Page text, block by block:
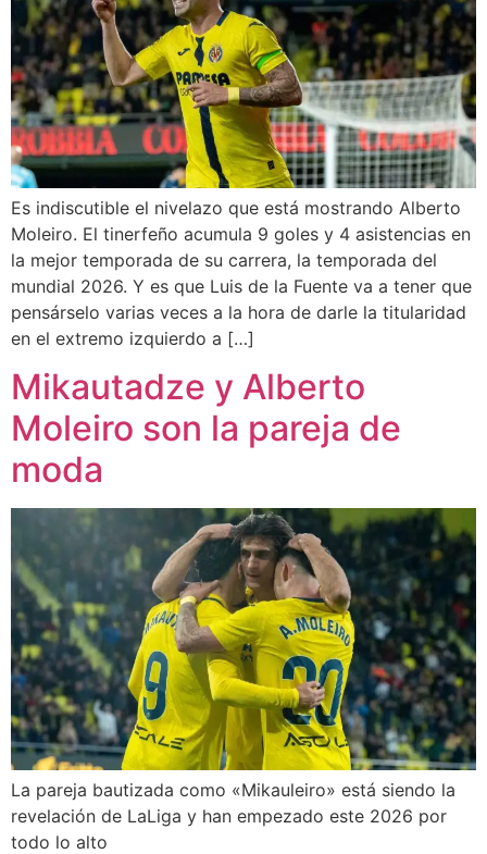
Es indiscutible el nivelazo que está mostrando Alberto
Moleiro. El tinerfeño acumula 9 goles y 4 asistencias en
la mejor temporada de su carrera, la temporada del
mundial 2026. Y es que Luis de la Fuente va a tener que
pensárselo varias veces a la hora de darle la titularidad
en el extremo izquierdo a […]
Mikautadze y Alberto
Moleiro son la pareja de
moda
La pareja bautizada como «Mikauleiro» está siendo la
revelación de LaLiga y han empezado este 2026 por
todo lo alto